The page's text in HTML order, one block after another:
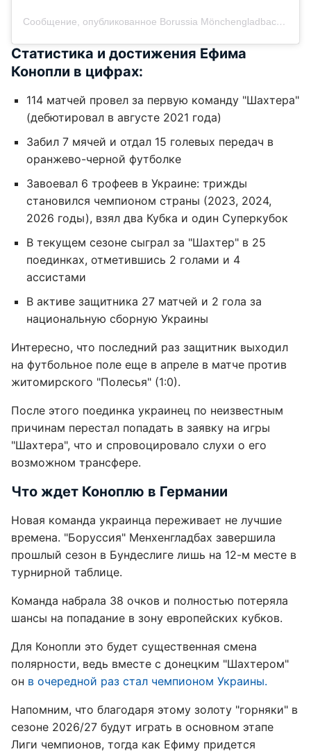
Сообщение, опубликованное Borussia Mönchengladbach Bundesliga (@borussia)
Статистика и достижения Ефима
Конопли в цифрах:
114 матчей провел за первую команду "Шахтера"
(дебютировал в августе 2021 года)
Забил 7 мячей и отдал 15 голевых передач в
оранжево-черной футболке
Завоевал 6 трофеев в Украине: трижды
становился чемпионом страны (2023, 2024,
2026 годы), взял два Кубка и один Суперкубок
В текущем сезоне сыграл за "Шахтер" в 25
поединках, отметившись 2 голами и 4
ассистами
В активе защитника 27 матчей и 2 гола за
национальную сборную Украины
Интересно, что последний раз защитник выходил
на футбольное поле еще в апреле в матче против
житомирского "Полесья" (1:0).
После этого поединка украинец по неизвестным
причинам перестал попадать в заявку на игры
"Шахтера", что и спровоцировало слухи о его
возможном трансфере.
Что ждет Коноплю в Германии
Новая команда украинца переживает не лучшие
времена. "Боруссия" Менхенгладбах завершила
прошлый сезон в Бундеслиге лишь на 12-м месте в
турнирной таблице.
Команда набрала 38 очков и полностью потеряла
шансы на попадание в зону европейских кубков.
Для Конопли это будет существенная смена
полярности, ведь вместе с донецким "Шахтером"
он в очередной раз стал чемпионом Украины.
Напомним, что благодаря этому золоту "горняки" в
сезоне 2026/27 будут играть в основном этапе
Лиги чемпионов, тогда как Ефиму придется